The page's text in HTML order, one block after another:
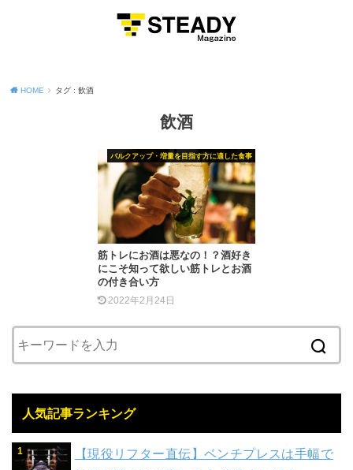
HOME タグ : 飲酒
飲酒
バルクアップ・増量を目指す方に適した食事
筋トレにお酒は悪なの！？酒好き
にこそ知って欲しい筋トレとお酒
の付き合い方
2022年2月24日
人気記事ランキング
【現役リフター直伝】ベンチプレスは手幅で